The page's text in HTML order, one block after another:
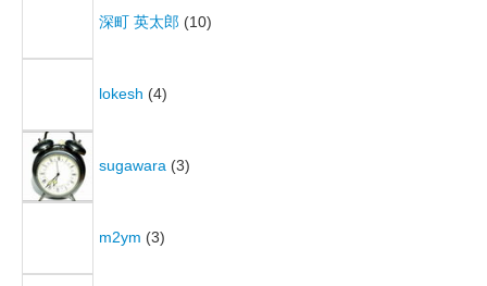
深町 英太郎 (10)
lokesh (4)
sugawara (3)
m2ym (3)